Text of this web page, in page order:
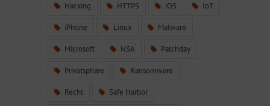
Hacking HTTPS iOS IoT
iPhone Linux Malware
Microsoft NSA Patchday
Privatsphäre Ransomware
Recht Safe Harbor